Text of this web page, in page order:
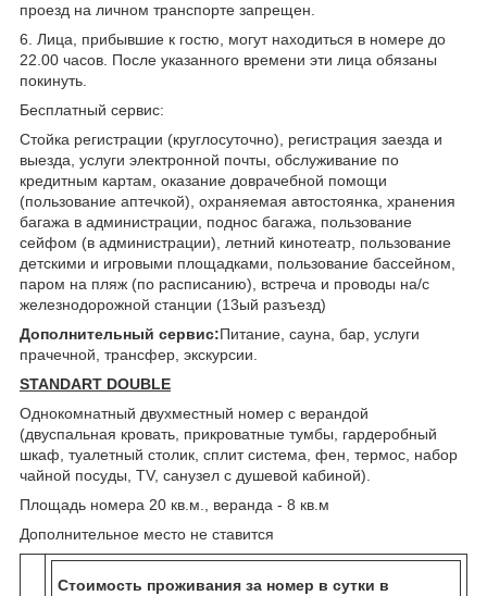
проезд на личном транспорте запрещен.
6. Лица, прибывшие к гостю, могут находиться в номере до
22.00 часов. После указанного времени эти лица обязаны
покинуть.
Бесплатный сервис:
Стойка регистрации (круглосуточно), регистрация заезда и
выезда, услуги электронной почты, обслуживание по
кредитным картам, оказание доврачебной помощи
(пользование аптечкой), охраняемая автостоянка, хранения
багажа в администрации, поднос багажа, пользование
сейфом (в администрации), летний кинотеатр, пользование
детскими и игровыми площадками, пользование бассейном,
паром на пляж (по расписанию), встреча и проводы на/с
железнодорожной станции (13ый разъезд)
Дополнительный сервис:Питание, сауна, бар, услуги
прачечной, трансфер, экскурсии.
STANDART DOUBLE
Однокомнатный двухместный номер с верандой
(двуспальная кровать, прикроватные тумбы, гардеробный
шкаф, туалетный столик, сплит система, фен, термос, набор
чайной посуды, TV, санузел с душевой кабиной).
Площадь номера 20 кв.м., веранда - 8 кв.м
Дополнительное место не ставится
Стоимость проживания за номер в сутки в